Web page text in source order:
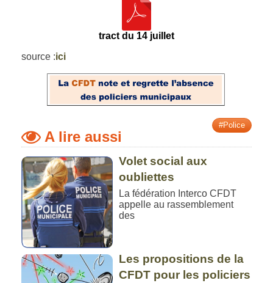
tract du 14 juillet
source :ici
#Police
A lire aussi
Volet social aux
oubliettes
La fédération Interco CFDT
appelle au rassemblement
des
Les propositions de la
CFDT pour les policiers